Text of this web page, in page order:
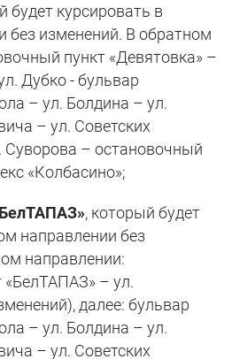
будет курсировать в
без изменений. В обратном
пункт «Девятовка» –
Дубко - бульвар
– ул. Болдина – ул.
– ул. Советских
Суворова – остановочный
«Колбасино»;
, который будет
направлении без
направлении:
«БелТАПАЗ» – ул.
далее: бульвар
– ул. Болдина – ул.
– ул. Советских